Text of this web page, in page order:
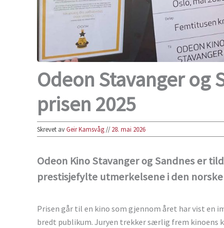
Odeon Stavanger og
prisen 2025
Skrevet avGeir Kamsvåg //28. mai 2026
Odeon Kino Stavanger og Sandnes er
prestisjefylte utmerkelsene i den
Prisen går til en kino som gjennom året har vist en
bredt publikum. Juryen trekker særlig frem kinoens